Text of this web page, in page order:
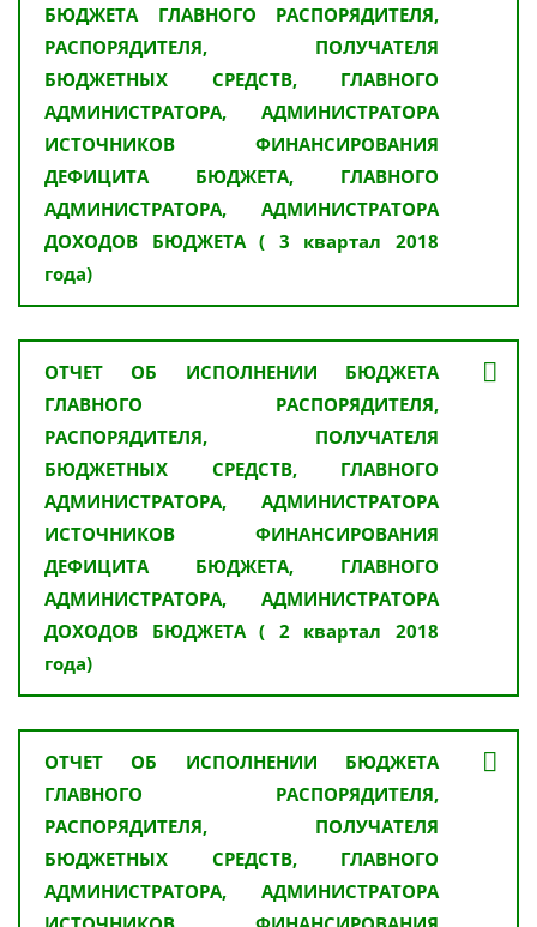
БЮДЖЕТА ГЛАВНОГО РАСПОРЯДИТЕЛЯ,
РАСПОРЯДИТЕЛЯ, ПОЛУЧАТЕЛЯ
БЮДЖЕТНЫХ СРЕДСТВ, ГЛАВНОГО
АДМИНИСТРАТОРА, АДМИНИСТРАТОРА
ИСТОЧНИКОВ ФИНАНСИРОВАНИЯ
ДЕФИЦИТА БЮДЖЕТА, ГЛАВНОГО
АДМИНИСТРАТОРА, АДМИНИСТРАТОРА
ДОХОДОВ БЮДЖЕТА ( 3 квартал 2018
года)
ОТЧЕТ ОБ ИСПОЛНЕНИИ БЮДЖЕТА
ГЛАВНОГО РАСПОРЯДИТЕЛЯ,
РАСПОРЯДИТЕЛЯ, ПОЛУЧАТЕЛЯ
БЮДЖЕТНЫХ СРЕДСТВ, ГЛАВНОГО
АДМИНИСТРАТОРА, АДМИНИСТРАТОРА
ИСТОЧНИКОВ ФИНАНСИРОВАНИЯ
ДЕФИЦИТА БЮДЖЕТА, ГЛАВНОГО
АДМИНИСТРАТОРА, АДМИНИСТРАТОРА
ДОХОДОВ БЮДЖЕТА ( 2 квартал 2018
года)
ОТЧЕТ ОБ ИСПОЛНЕНИИ БЮДЖЕТА
ГЛАВНОГО РАСПОРЯДИТЕЛЯ,
РАСПОРЯДИТЕЛЯ, ПОЛУЧАТЕЛЯ
БЮДЖЕТНЫХ СРЕДСТВ, ГЛАВНОГО
АДМИНИСТРАТОРА, АДМИНИСТРАТОРА